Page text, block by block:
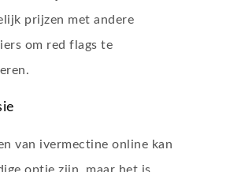
prijzen met andere
om red flags te
van ivermectine online kan